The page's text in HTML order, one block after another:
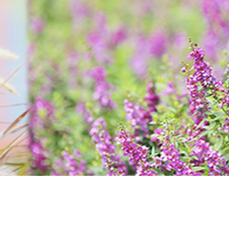
教研动态
学籍管理
实践教学
对外交流
培养方案
招生工作
培养工作
毕业学位
政策文件